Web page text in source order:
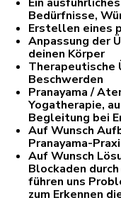
Bedürfnisse,
Erstellen eines
Anpassung der
deinen Körper
Therapeutische
Beschwerden
Pranayama /
Yogatherapie,
Begleitung bei
Auf Wunsch
Pranayama-
Auf Wunsch
Blockaden
führen uns
zum Erkennen